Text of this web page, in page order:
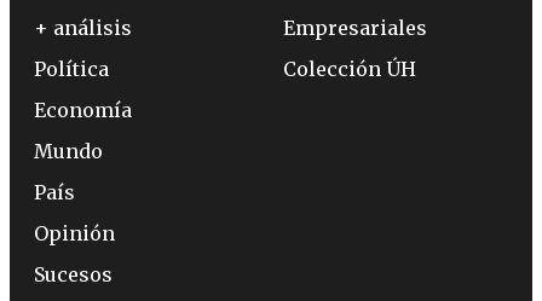
+ análisis
Política
Economía
Mundo
País
Opinión
Sucesos
Empresariales
Colección ÚH